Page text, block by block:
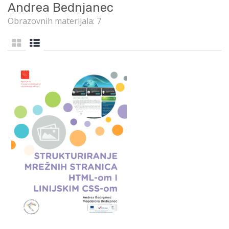
Andrea Bednjanec
Obrazovnih materijala: 7